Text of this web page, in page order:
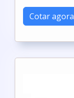
Cotar agora